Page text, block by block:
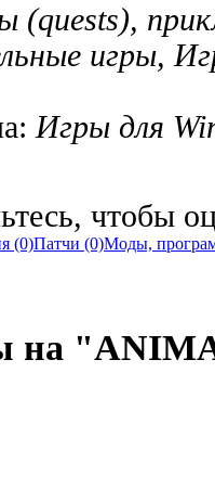
(quests),
игры,
Игры для
чтобы
(0)Патчи (0)Моды,
на